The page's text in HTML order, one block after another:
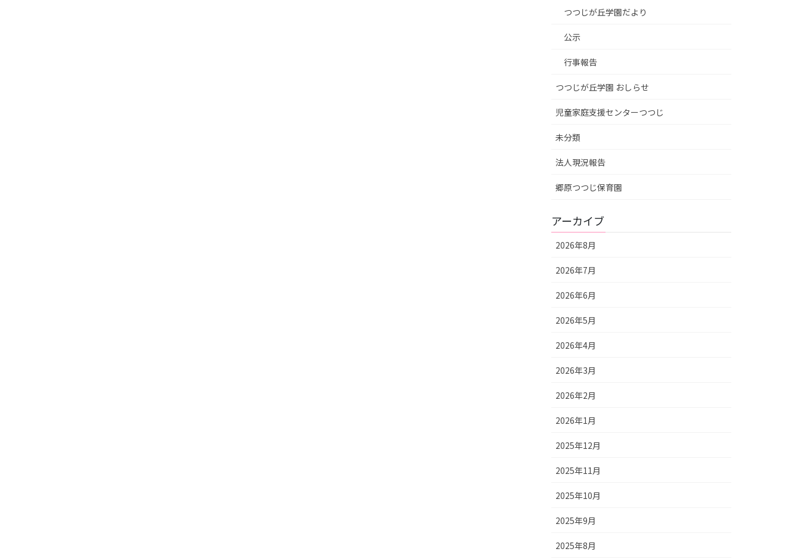
つつじが丘学園だより
公示
行事報告
つつじが丘学園 おしらせ
児童家庭支援センターつつじ
未分類
法人現況報告
郷原つつじ保育園
アーカイブ
2026年8月
2026年7月
2026年6月
2026年5月
2026年4月
2026年3月
2026年2月
2026年1月
2025年12月
2025年11月
2025年10月
2025年9月
2025年8月